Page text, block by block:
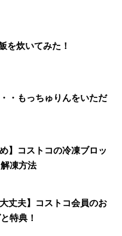
を炊いてみた！
・もっちゅりんをいただ
】コストコの冷凍ブロッ
凍方法
丈夫】コストコ会員のお
特典！